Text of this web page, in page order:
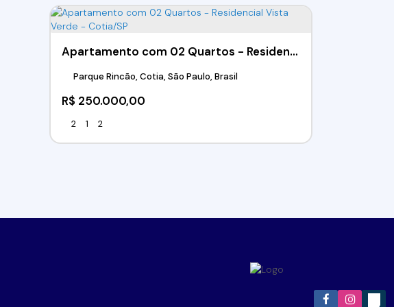
Apartamento com 02 Quartos - Residencial Vista Verde - Cotia/SP
R$ 250.000,00
Parque Rincão, Cotia, São Paulo, Brasil
2 1 2